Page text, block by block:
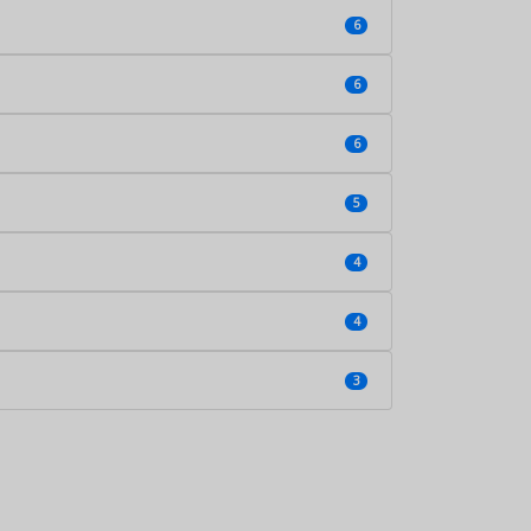
6
6
6
5
4
4
3